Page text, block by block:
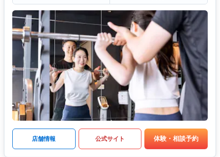
店舗情報 公式サイト 体験・相談予約